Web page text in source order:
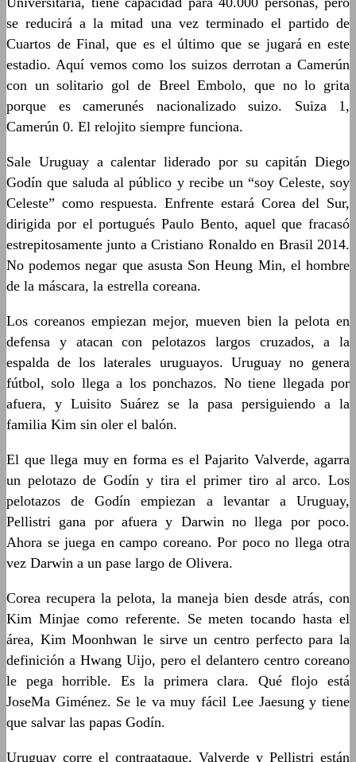
se reducirá a la mitad una vez terminado el partido de
Cuartos de Final, que es el último que se jugará en este
estadio. Aquí vemos como los suizos derrotan a Camerún
con un solitario gol de Breel Embolo, que no lo grita
porque es camerunés nacionalizado suizo. Suiza 1,
Camerún 0. El relojito siempre funciona.
Sale Uruguay a calentar liderado por su capitán Diego
Godín que saluda al público y recibe un “soy Celeste, soy
Celeste” como respuesta. Enfrente estará Corea del Sur,
dirigida por el portugués Paulo Bento, aquel que fracasó
estrepitosamente junto a Cristiano Ronaldo en Brasil 2014.
No podemos negar que asusta Son Heung Min, el hombre
de la máscara, la estrella coreana.
Los coreanos empiezan mejor, mueven bien la pelota en
defensa y atacan con pelotazos largos cruzados, a la
espalda de los laterales uruguayos. Uruguay no genera
fútbol, solo llega a los ponchazos. No tiene llegada por
afuera, y Luisito Suárez se la pasa persiguiendo a la
familia Kim sin oler el balón.
El que llega muy en forma es el Pajarito Valverde, agarra
un pelotazo de Godín y tira el primer tiro al arco. Los
pelotazos de Godín empiezan a levantar a Uruguay,
Pellistri gana por afuera y Darwin no llega por poco.
Ahora se juega en campo coreano. Por poco no llega otra
vez Darwin a un pase largo de Olivera.
Corea recupera la pelota, la maneja bien desde atrás, con
Kim Minjae como referente. Se meten tocando hasta el
área, Kim Moonhwan le sirve un centro perfecto para la
definición a Hwang Uijo, pero el delantero centro coreano
le pega horrible. Es la primera clara. Qué flojo está
JoseMa Giménez. Se le va muy fácil Lee Jaesung y tiene
que salvar las papas Godín.
Uruguay corre el contraataque, Valverde y Pellistri están